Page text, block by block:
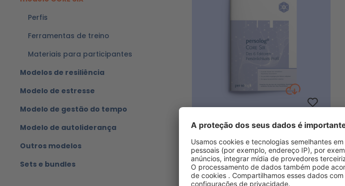
Perfis
Ferramentas de treino
Materiais para participantes
Modelos de resiliência
Modelo de estresse
Modelo de gestão do tempo
Modelo de autoliderança
Outros modelos
Sets e bundles
persolog® CORE SIX: O perfil de
personalidade de 6 fatores
O perfil CORE SIX com a avaliação
dos 6 fatores principais, baseado no
modelo HEXACO